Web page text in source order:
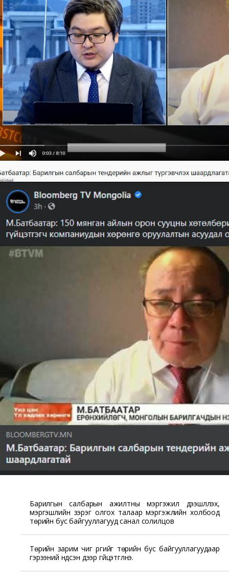
Барилгын салбарын ажилтны мэргэжил дээшлүүлэх,
мэргэшлийн зэрэг олгох талаар мэргэжлийн холбоод
төрийн бус байгууллагууд санал солилцов
Төрийн зарим чиг үүргийг төрийн бус байгууллагуудаар
гэрээний үндсэн дээр гүйцэтгүүлнэ.